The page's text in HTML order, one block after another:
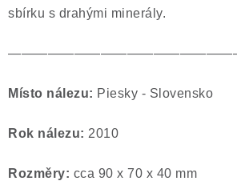
sbírku s drahými minerály.
Místo nálezu: Piesky - Slovensko
Rok nálezu: 2010
Rozměry: cca 90 x 70 x 40 mm